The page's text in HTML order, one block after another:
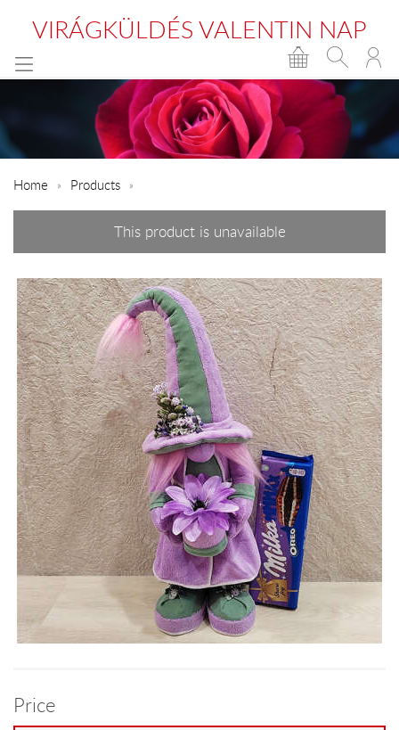
VIRÁGKÜLDÉS VALENTIN NAP
Home Products
This product is unavailable
Price